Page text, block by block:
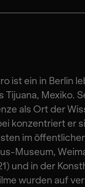
ist ein in Berlin
Tijuana, Mexiko.
als Ort der
konzentriert er
im
Museum,
und in der
wurden auf